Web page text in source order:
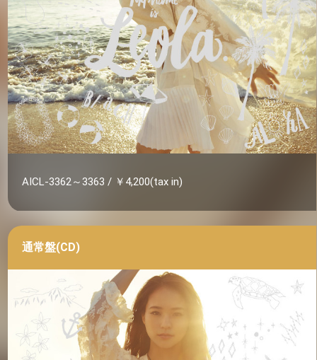
AICL-3362～3363 / ￥4,200(tax in)
通常盤(CD)